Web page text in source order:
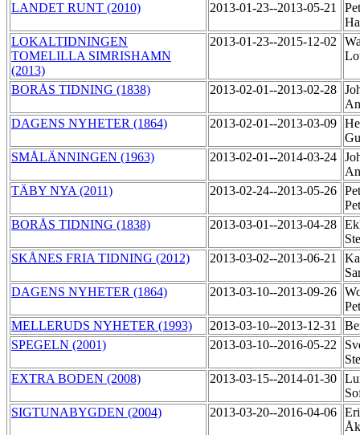
LANDET RUNT (2010)
2013-01-23--2013-05-21
LOKALTIDNINGEN
TOMELILLA SIMRISHAMN
(2013)
2013-01-23--2015-12-02
BORÅS TIDNING (1838) 2013-02-01--2013-02-28
DAGENS NYHETER (1864)
2013-02-01--2013-03-09
SMÅLÄNNINGEN (1963)
2013-02-01--2014-03-24
TÄBY NYA (2011)
2013-02-24--2013-05-26
BORÅS TIDNING (1838)
2013-03-01--2013-04-28
SKÅNES FRIA TIDNING (2012)
2013-03-02--2013-06-21
DAGENS NYHETER (1864)
2013-03-10--2013-09-26
MELLERUDS NYHETER (1993)
2013-03-10--2013-12-31
SPEGELN (2001)
2013-03-10--2016-05-22
EXTRA BODEN (2008)
2013-03-15--2014-01-30
SIGTUNABYGDEN (2004)
2013-03-20--2016-04-06